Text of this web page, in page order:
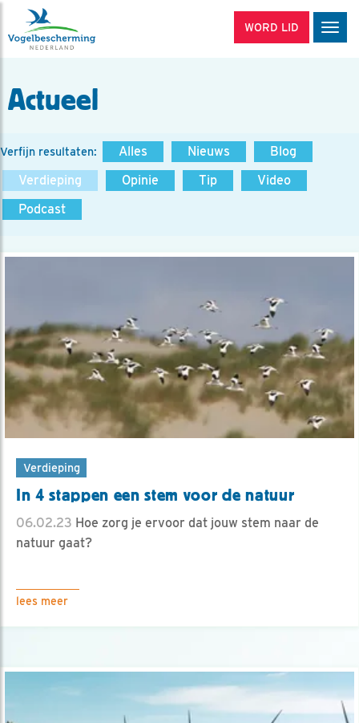
WORD LID
Actueel
Verfijn resultaten: Alles Nieuws
Blog
Verdieping
Opinie Tip
Video
Podcast
Verdieping
In 4 stappen een stem voor de natuur
06.02.23 Hoe zorg je ervoor dat jouw stem naar de
natuur gaat?
lees meer